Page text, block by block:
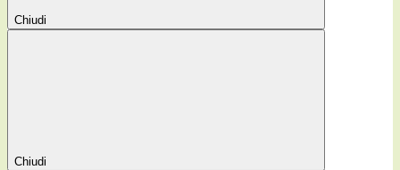
Chiudi
Chiudi